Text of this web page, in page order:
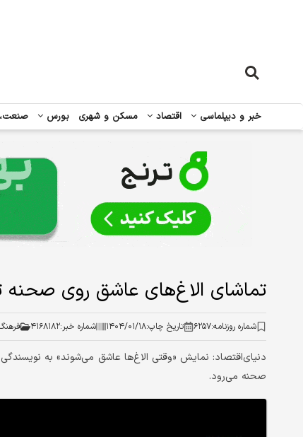
خبر و دیپلماسی اقتصاد مسکن و شهری بورس
تماشای الاغ‌‌‌های عاشق روی صحنه
شماره روزنامه:۶۲۵۷ تاریخ چاپ:۱۴۰۴/۰۱/۱۸ شماره خبر:۴۱۶۸۱۸۲
صحنه می‌رود.